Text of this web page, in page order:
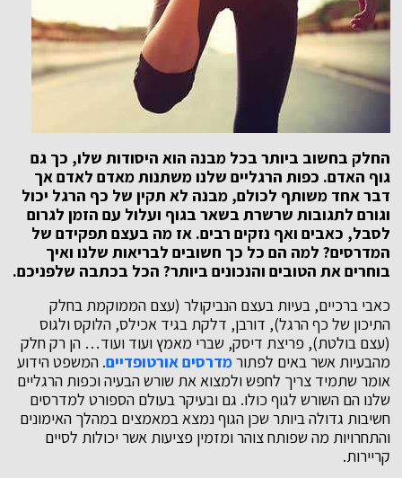
החלק בחשוב ביותר בכל מבנה הוא היסודות שלו, כך גם
גוף האדם. כפות הרגליים שלנו משתנות מאדם לאדם אך
דבר אחד משותף לכולם, מבנה לא תקין של כף הרגל יכול
וגורם לתגובות שרשרת בשאר בגוף ועלול עם הזמן לגרום
לסבל, כאבים ואף נזקים רבים. אז מה בעצם תפקידם של
המדרסים? למה הם כל כך חשובים לבריאות שלנו ואיך
בוחרים את הטובים והנכונים ביותר? הכל בכתבה שלפניכם.
כאבי ברכיים, בעיות בעצם הנביקולר (עצם הממוקמת בחלק
התיכון של כף הרגל), דורבן, דלקת בגיד אכילס, הלוקס ולגוס
(עצם בולטת), פריצת דיסק, שברי מאמץ ועוד ועוד… הן רק חלק
מהבעיות אשר באים לפתורמדרסים אורטופדיים. המשפט הידוע
אומר שתמיד צריך לחפש ולמצוא את שורש הבעיה וכפות הרגליים
שלנו הם השורש לגוף כולו. גם ובעיקר בעולם הספורט למדרסים
חשיבות גדולה ביותר שכן הגוף נמצא במאמצים במהלך האימונים
והתחרויות מה שפותח צוהר ומזמין פציעות אשר יכולות לסיים
קריירות.